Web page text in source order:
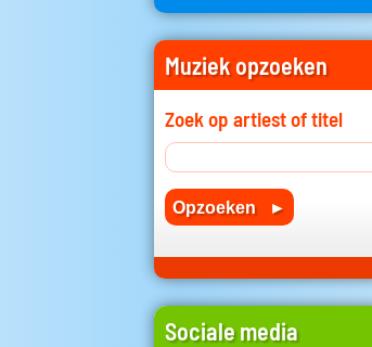
Muziek opzoeken
Zoek op artiest of titel
Sociale media